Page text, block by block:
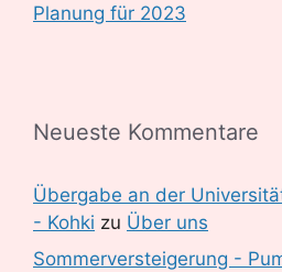
Planung für 2023
Neueste Kommentare
Übergabe an der
- Kohki zu Über uns
Sommerversteigerung -